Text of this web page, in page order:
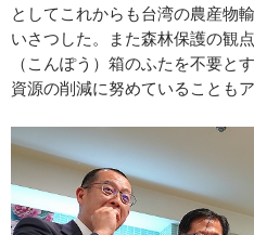
としてこれからも台湾の農産物
いさつした。また森林保護の観
（こんぽう）箱のふたを不要と
資源の削減に努めていることもア